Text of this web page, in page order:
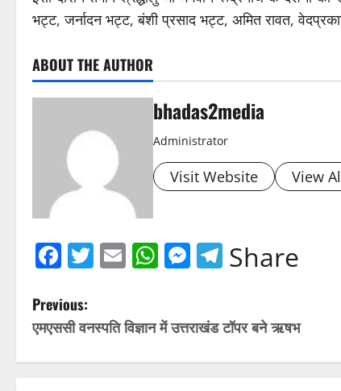
भट्ट, जर्नादन भट्ट, बंशी प्रसाद भट्ट, अमित रावत,
ABOUT THE AUTHOR
bhadas2media
Administrator
Visit Website View
Facebook
Twitter
EmailWhatsApp
Messenger
Telegram
Share
P
o
Previous:
एमएससी वनस्पति विज्ञान में उत्तराखंड टॉपर बने ऋषभ